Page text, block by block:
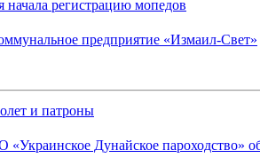
начала регистрацию мопедов
предприятие «Измаил-Свет»
и патроны
Дунайское пароходство»